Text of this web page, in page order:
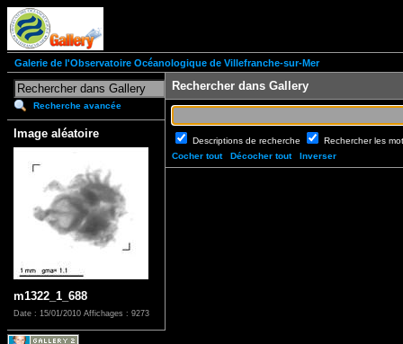
Galerie de l'Observatoire Océanologique de Villefranche-sur-Mer
Recherche avancée
Image aléatoire
m1322_1_688
Date : 15/01/2010 Affichages : 9273
Rechercher dans Gallery
Descriptions de recherche
Rechercher les
Cocher tout
Décocher tout Inverser